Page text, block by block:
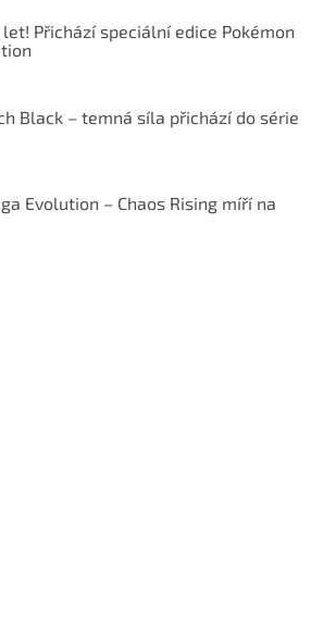
Přichází speciální edice Pokémon
Black – temná síla přichází do série
Evolution – Chaos Rising míří na